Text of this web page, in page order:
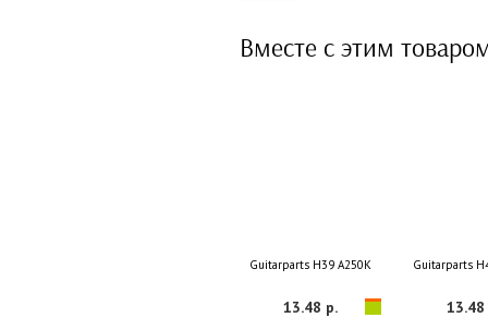
Вместе с этим
Guitarparts H39 A250K
13.48 р.
Guitarparts
13.48